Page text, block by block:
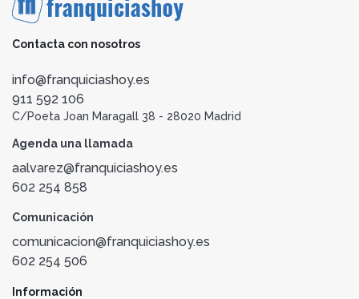
Contacta con nosotros
info@franquiciashoy.es
911 592 106
C/Poeta Joan Maragall 38 - 28020 Madrid
Agenda una llamada
aalvarez@franquiciashoy.es
602 254 858
Comunicación
comunicacion@franquiciashoy.es
602 254 506
Información